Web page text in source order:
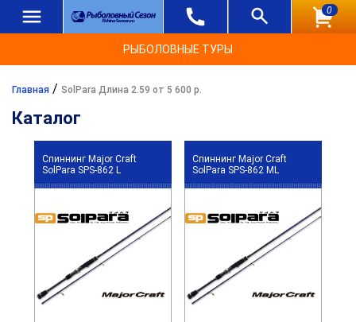
0
РЫБОЛОВНЫЕ ТУРЫ
Главная / SolPara Длина 2.59 от 5 600 р.
Каталог
Спиннинг Major Craft
SolPara SPS-862 L
Спиннинг Major Craft
SolPara SPS-862 ML